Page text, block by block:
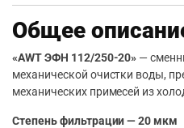
Общее
«AWT ЭФН 112/250-20» —
механической очистки воды,
механических примесей из
Степень фильтрации — 20 мкм